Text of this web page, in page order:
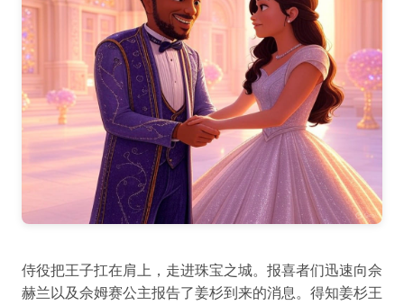
侍役把王子扛在肩上，走进珠宝之城。报喜者们迅速向佘
赫兰以及佘姆赛公主报告了姜杉到来的消息。得知姜杉王